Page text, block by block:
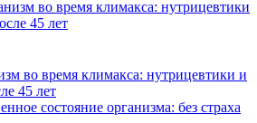
во время климакса: нутрицевтики и
45 лет